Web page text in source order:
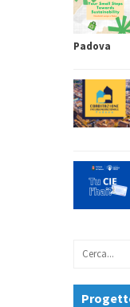
Padova